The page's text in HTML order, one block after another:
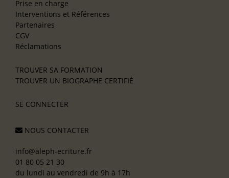
Prise en charge
Interventions et Références
Partenaires
CGV
Réclamations
TROUVER SA FORMATION
TROUVER UN BIOGRAPHE CERTIFIÉ
SE CONNECTER
NOUS CONTACTER
info@aleph-ecriture.fr
01 80 05 21 30
du lundi au vendredi de 9h à 17h